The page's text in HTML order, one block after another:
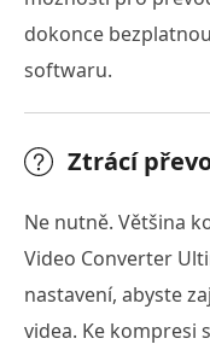
dokonce
softwaru.
Ztrácí
Ne nutně. Většina
Video Converter
nastavení, abyste
videa. Ke kompresi